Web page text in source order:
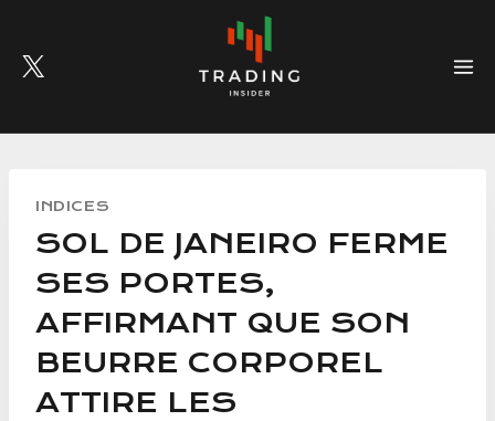
content
INDICES
SOL DE JANEIRO FERME
SES PORTES,
AFFIRMANT QUE SON
BEURRE CORPOREL
ATTIRE LES